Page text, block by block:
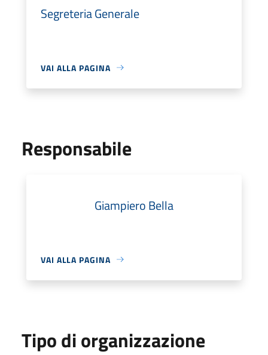
Segreteria Generale
VAI ALLA PAGINA
Responsabile
Giampiero Bella
VAI ALLA PAGINA
Tipo di organizzazione